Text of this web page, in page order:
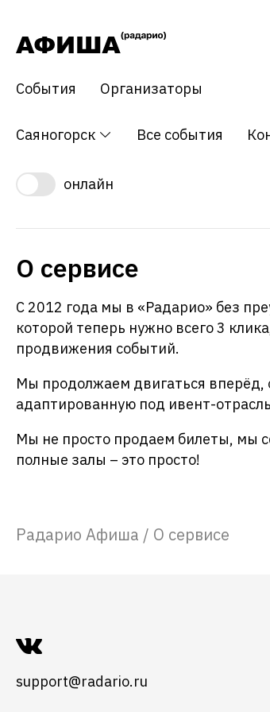
События Организаторы
Саяногорск Все события
онлайн
О сервисе
С 2012 года мы в «Радарио» без
которой теперь нужно всего 3
продвижения событий.
Мы продолжаем двигаться вперёд,
адаптированную под ивент-
Мы не просто продаем билеты, мы
полные залы – это просто!
Радарио Афиша / О сервисе
support@radario.ru